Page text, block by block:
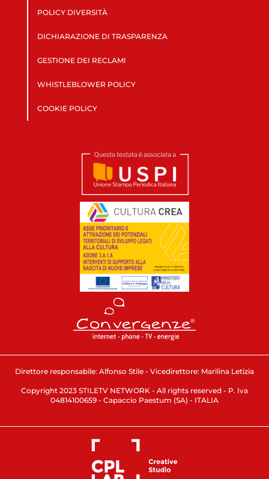
POLICY DIVERSITÀ
DICHIARAZIONE DI TRASPARENZA
GESTIONE DEI RECLAMI
WHISTLEBLOWER POLICY
COOKIE POLICY
Direttore responsabile: Alfonso Stile - Vicedirettore: Marilina Letizia
Copyright 2023 STILETV NETWORK - All rights reserved - P. Iva
04814100659 - Capaccio Paestum (SA) - ITALIA